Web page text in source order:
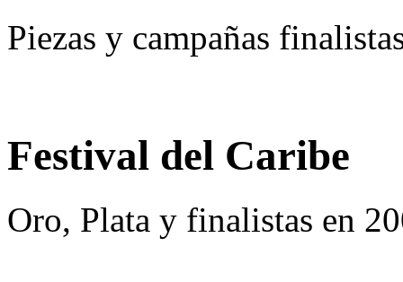
Piezas y campañas
Festival del Caribe
Oro, Plata y finalistas en